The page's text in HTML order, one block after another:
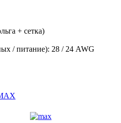
+ сетка)
/ питание): 28 / 24 AWG